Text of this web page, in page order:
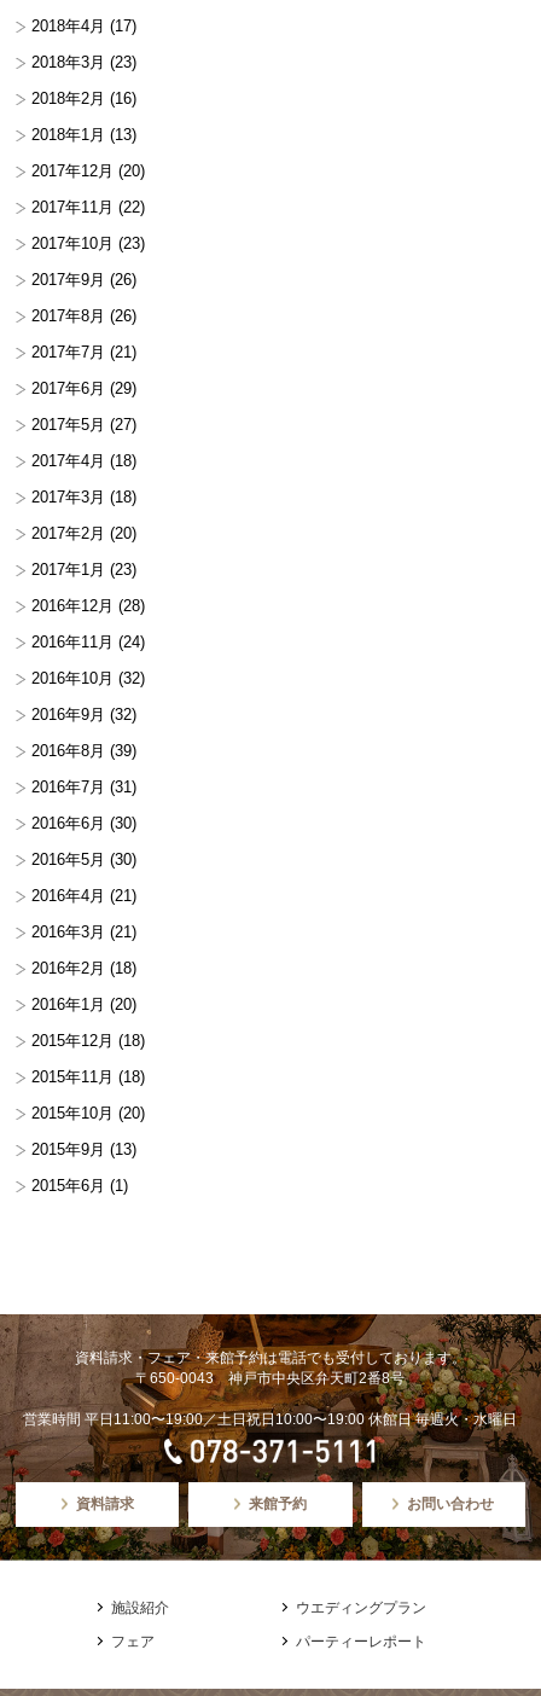
2018年4月 (17)
2018年3月 (23)
2018年2月 (16)
2018年1月 (13)
2017年12月 (20)
2017年11月 (22)
2017年10月 (23)
2017年9月 (26)
2017年8月 (26)
2017年7月 (21)
2017年6月 (29)
2017年5月 (27)
2017年4月 (18)
2017年3月 (18)
2017年2月 (20)
2017年1月 (23)
2016年12月 (28)
2016年11月 (24)
2016年10月 (32)
2016年9月 (32)
2016年8月 (39)
2016年7月 (31)
2016年6月 (30)
2016年5月 (30)
2016年4月 (21)
2016年3月 (21)
2016年2月 (18)
2016年1月 (20)
2015年12月 (18)
2015年11月 (18)
2015年10月 (20)
2015年9月 (13)
2015年6月 (1)
資料請求・フェア・来館予約は電話でも受付しております。
〒650-0043 神戸市中央区弁天町2番8号
営業時間 平日11:00〜19:00／土日祝日10:00〜19:00 休館日 毎週火・水曜日
資料請求 来館予約 お問い合わせ
施設紹介
ウエディングプラン
フェア
パーティーレポート